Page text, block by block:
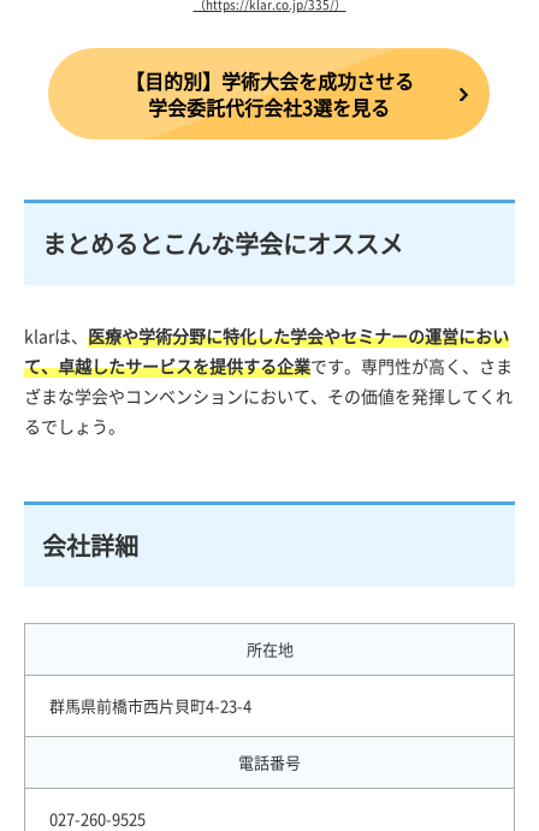
（https://klar.co.jp/335/）
【目的別】学術大会を成功させる
学会委託代行会社3選を見る
まとめるとこんな学会にオススメ
klarは、 医療や学術分野に特化した学会やセミナーの運営におい
て、卓越したサービスを提供する企業です。専門性が高く、さま
ざまな学会やコンベンションにおいて、その価値を発揮してくれ
るでしょう。
会社詳細
所在地
群馬県前橋市西片貝町4-23-4
電話番号
027-260-9525